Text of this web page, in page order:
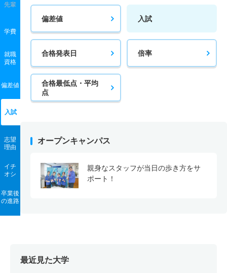
先輩
学費
就職
資格
偏差値
入試
志望
理由
イチ
オシ
卒業後
の進路
偏差値 入試
合格発表日 倍率
合格最低点・平均
点
オープンキャンパス
親身なスタッフが当日の歩き方をサ
ポート！
最近見た大学